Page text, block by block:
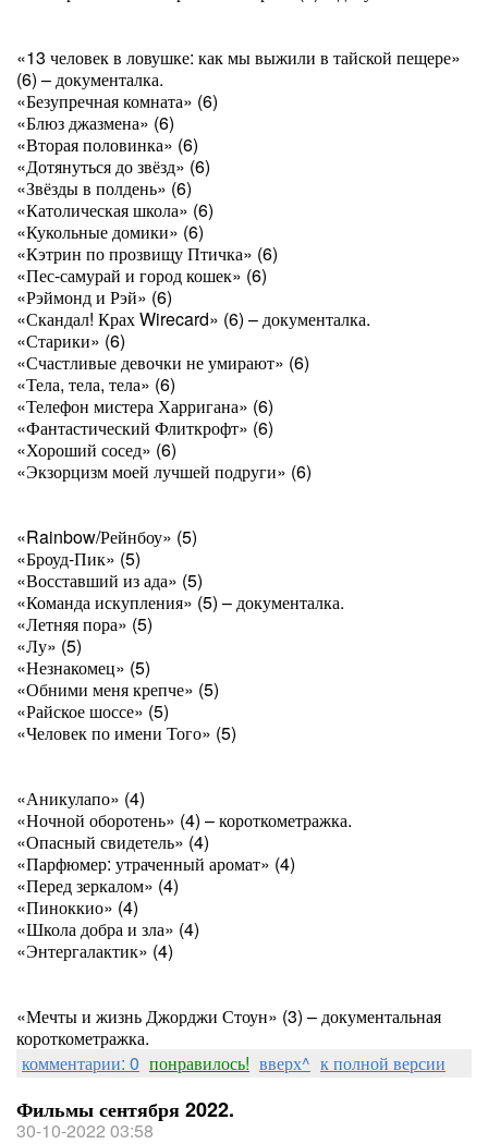
«13 человек в ловушке: как мы выжили в тайской пещере»
(6) – документалка.
«Безупречная комната» (6)
«Блюз джазмена» (6)
«Вторая половинка» (6)
«Дотянуться до звёзд» (6)
«Звёзды в полдень» (6)
«Католическая школа» (6)
«Кукольные домики» (6)
«Кэтрин по прозвищу Птичка» (6)
«Пес-самурай и город кошек» (6)
«Рэймонд и Рэй» (6)
«Скандал! Крах Wirecard» (6) – документалка.
«Старики» (6)
«Счастливые девочки не умирают» (6)
«Тела, тела, тела» (6)
«Телефон мистера Харригана» (6)
«Фантастический Флиткрофт» (6)
«Хороший сосед» (6)
«Экзорцизм моей лучшей подруги» (6)
«Rainbow/Рейнбоу» (5)
«Броуд-Пик» (5)
«Восставший из ада» (5)
«Команда искупления» (5) – документалка.
«Летняя пора» (5)
«Лу» (5)
«Незнакомец» (5)
«Обними меня крепче» (5)
«Райское шоссе» (5)
«Человек по имени Того» (5)
«Аникулапо» (4)
«Ночной оборотень» (4) – короткометражка.
«Опасный свидетель» (4)
«Парфюмер: утраченный аромат» (4)
«Перед зеркалом» (4)
«Пиноккио» (4)
«Школа добра и зла» (4)
«Энтергалактик» (4)
«Мечты и жизнь Джорджи Стоун» (3) – документальная
короткометражка.
комментарии: 0 понравилось! вверх^ к полной версии
Фильмы сентября 2022.
30-10-2022 03:58